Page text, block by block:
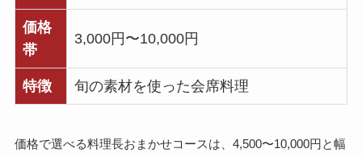
価格
帯
3,000円〜10,000円
特徴 旬の素材を使った会席料理
価格で選べる料理長おまかせコースは、4,500〜10,000円と幅